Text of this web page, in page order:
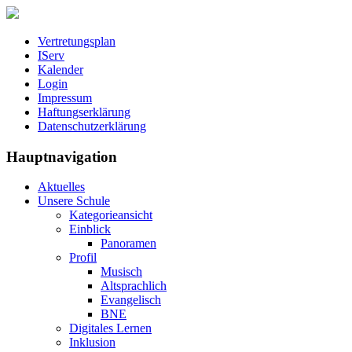
Vertretungsplan
IServ
Kalender
Login
Impressum
Haftungserklärung
Datenschutzerklärung
Hauptnavigation
Aktuelles
Unsere Schule
Kategorieansicht
Einblick
Panoramen
Profil
Musisch
Altsprachlich
Evangelisch
BNE
Digitales Lernen
Inklusion